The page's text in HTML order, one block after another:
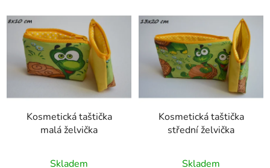
p
r
u
V
ý
r
Kosmetická taštička
malá želvička
Skladem
Kosmetická taštička
střední želvička
Skladem